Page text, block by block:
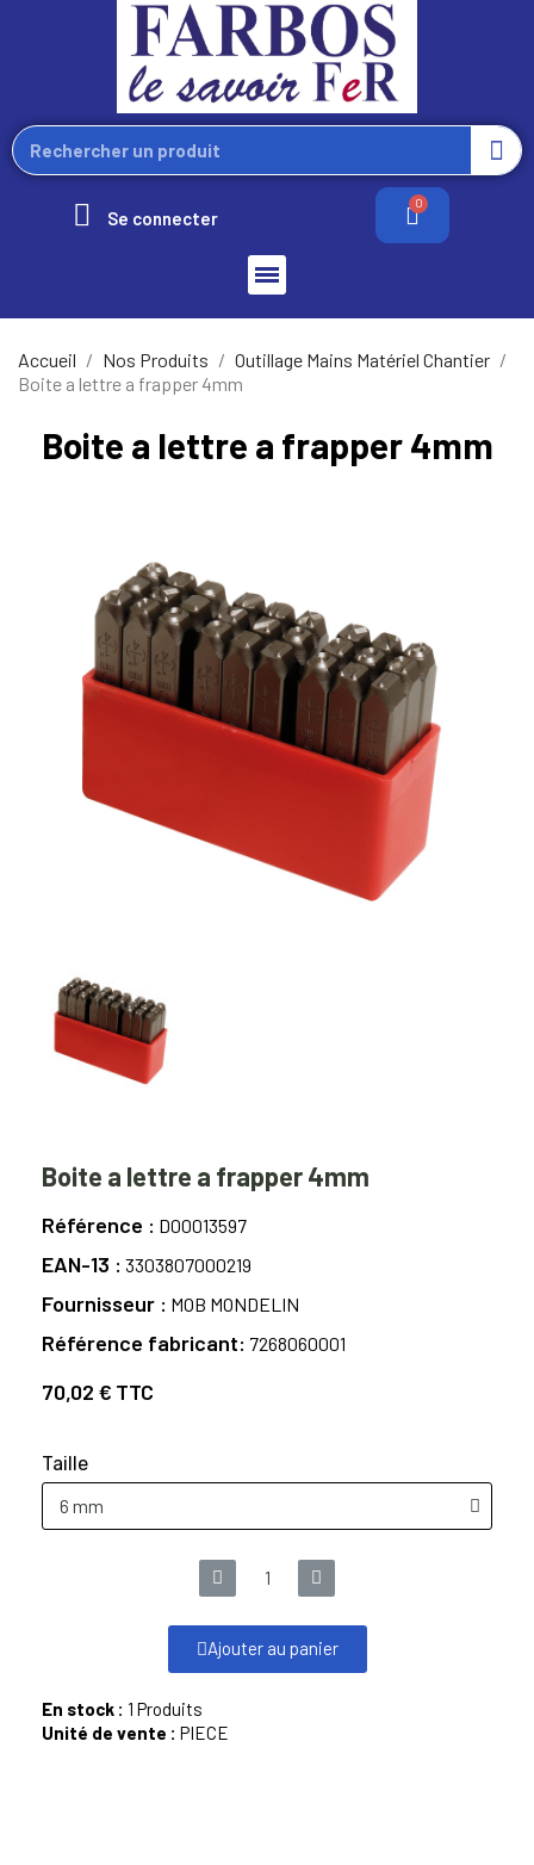
Se connecter
Accueil Nos Produits
Outillage Mains Matériel Chantier
Boite a lettre a frapper 4mm
Boite a lettre a frapper 4mm
Boite a lettre a frapper 4mm
Référence D00013597
EAN-13 3303807000219
Fournisseur MOB MONDELIN
Référence fabricant 7268060001
70,02 € TTC
Taille
Ajouter au panier
En stock : 1 Produits
Unité de vente : PIECE